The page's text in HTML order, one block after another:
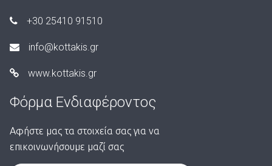
+30 25410 91510
info@kottakis.gr
www.kottakis.gr
Φόρμα Ενδιαφέροντος
Αφήστε μας τα στοιχεία σας για να
επικοινωνήσουμε μαζί σας